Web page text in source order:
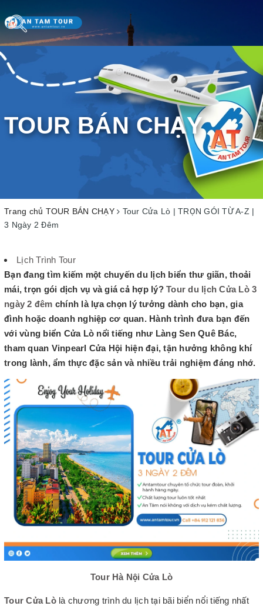
Toggle
navigation
TOUR BÁN CHẠY
Trang chủ TOUR BÁN CHẠY
Tour Cửa Lò | TRỌN GÓI TỪ A-Z |
3 Ngày 2 Đêm
Lịch Trình Tour
Bạn đang tìm kiếm một chuyến du lịch biển thư giãn, thoải
mái, trọn gói dịch vụ và giá cả hợp lý? Tour du lịch Cửa Lò 3
ngày 2 đêm chính là lựa chọn lý tưởng dành cho bạn, gia
đình hoặc doanh nghiệp cơ quan. Hành trình đưa bạn đến
với vùng biển Cửa Lò nổi tiếng như Làng Sen Quê Bác,
tham quan Vinpearl Cửa Hội hiện đại, tận hưởng không khí
trong lành, ẩm thực đặc sản và nhiều trải nghiệm đáng nhớ.
Tour Hà Nội Cửa Lò
Tour Cửa Lòlà chương trình du lịch tại bãi biển nổi tiếng nhất